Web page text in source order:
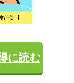
に読む